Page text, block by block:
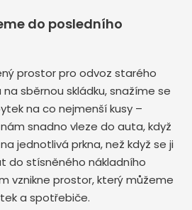
do posledního
prostor pro odvoz starého
sběrnou skládku, snažíme se
na co nejmenší kusy –
snadno vleze do auta, když
jednotlivá prkna, než když se ji
do stísněného nákladního
vznikne prostor, který můžeme
a spotřebiče.